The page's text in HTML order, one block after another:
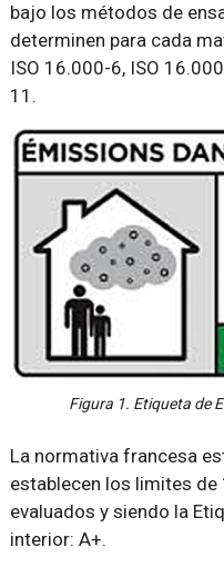
bajo los métodos de
determinen para cada
ISO 16.000-6, ISO
11.
Figura 1. Etiqueta de
La normativa francesa
establecen los limites
evaluados y siendo la
interior: A+.